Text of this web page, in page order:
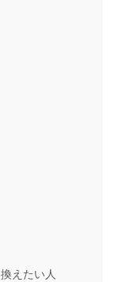
えたい人